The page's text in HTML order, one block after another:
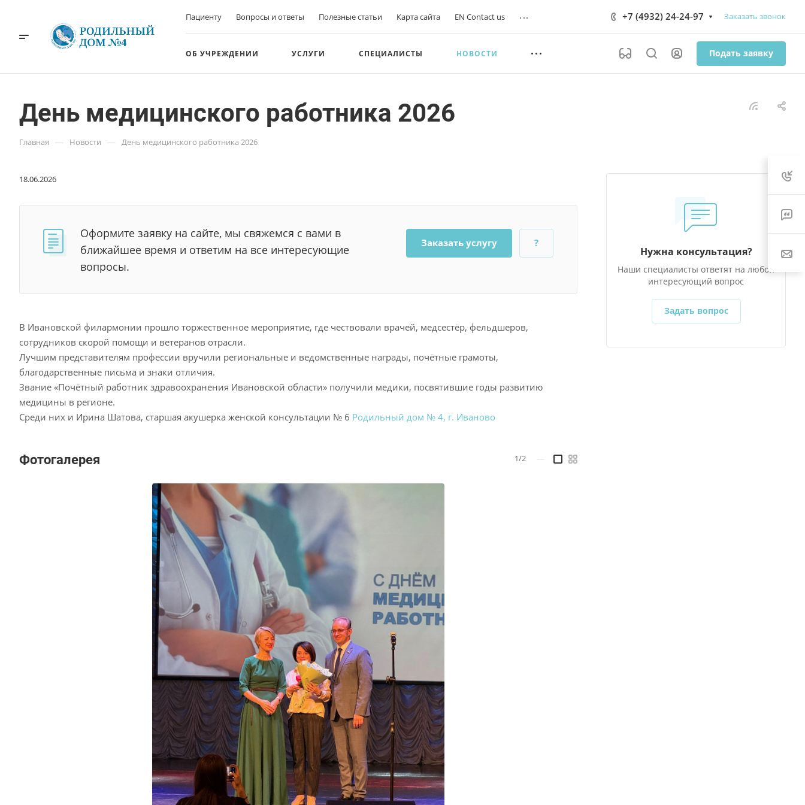
Пациенту Вопросы и ответы Полезные статьи Карта сайта EN Contact us ... +7 (4932) 24-24-97 Заказать звонок
ОБ УЧРЕЖДЕНИИ УСЛУГИ СПЕЦИАЛИСТЫ НОВОСТИ Подать заявку
День медицинского работника 2026
Главная — Новости — День медицинского работника 2026
18.06.2026
Оформите заявку на сайте, мы свяжемся с вами в
ближайшее время и ответим на все интересующие
вопросы.
Заказать услугу ?
В Ивановской филармонии прошло торжественное мероприятие, где чествовали врачей, медсестёр, фельдшеров,
сотрудников скорой помощи и ветеранов отрасли.
Лучшим представителям профессии вручили региональные и ведомственные награды, почётные грамоты,
благодарственные письма и знаки отличия.
Звание «Почётный работник здравоохранения Ивановской области» получили медики, посвятившие годы развитию
медицины в регионе.
Среди них и Ирина Шатова, старшая акушерка женской консультации № 6 Родильный дом № 4, г. Иваново
Фотогалерея 1/2 —
Нужна консультация?
Наши специалисты ответят на любой
интересующий вопрос
Задать вопрос